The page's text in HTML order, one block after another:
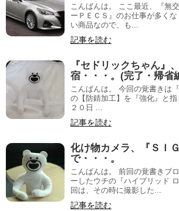
こんばんは。 ここ最近、『無
ーＰＥＣＳ』のお仕事が多く
い商品なので、も...
記事を読む
『セドリックちゃん』
宿・・・。(完了・帰省
こんばんは。 今回の覚書きは
の【防錆加工】を『強化』と指
２０日 ...
記事を読む
化け物カメラ、『ＳＩ
で・・・。
こんばんは。 前回の覚書きブ
ーしたウチの『ハイブリッド
回は、その時に撮影した...
記事を読む